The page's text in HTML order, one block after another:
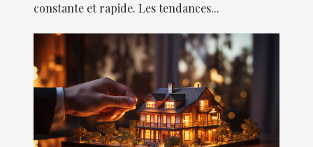
constante et rapide. Les tendances...